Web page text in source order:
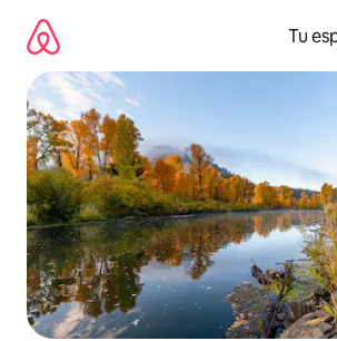
contenido
Tu